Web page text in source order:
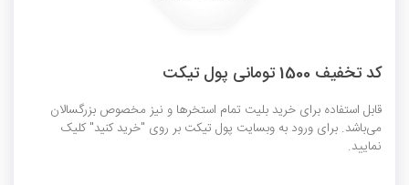
کد تخفیف 1500 تومانی پول تیکت
قابل استفاده برای خرید بلیت تمام استخرها و نیز مخصوص بزرگسالان
می‌باشد. برای ورود به وبسایت پول تیکت بر روی "خرید کنید" کلیک
نمایید.